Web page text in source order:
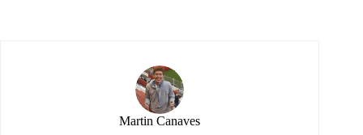
Martin Canaves